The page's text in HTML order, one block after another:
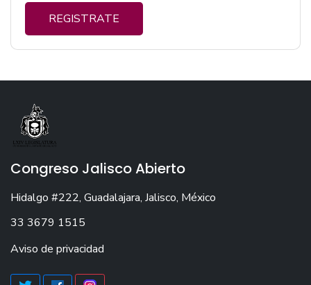
REGISTRATE
Congreso Jalisco Abierto
Hidalgo #222, Guadalajara, Jalisco, México
33 3679 1515
Aviso de privacidad